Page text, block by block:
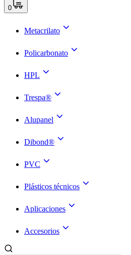
0
Metacrilato
Policarbonato
HPL
Trespa®
Alupanel
Dibond®
PVC
Plásticos técnicos
Aplicaciones
Accesorios